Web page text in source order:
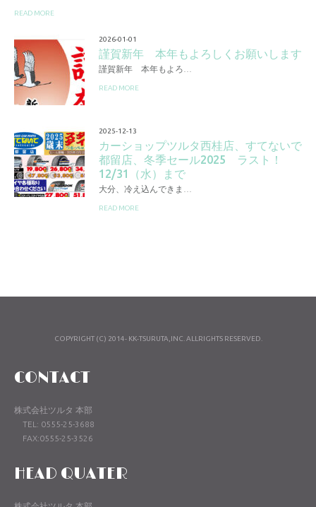
READ MORE
2026-01-01
謹賀新年 本年もよろしくお願いします
謹賀新年 本年もよろ…
READ MORE
2025-12-13
カーショップツルタ西桂店、すてないで
都留店、冬季セール2025 ラスト！
12/31（水）まで
大分、冷え込んできま…
READ MORE
COPYRIGHT (C) 2014- KK-TSURUTA,INC. ALLRIGHTS RESERVED.
CONTACT
株式会社ツルタ 本部
TEL: 0555-25-3688
FAX:0555-25-3526
HEAD QUATER